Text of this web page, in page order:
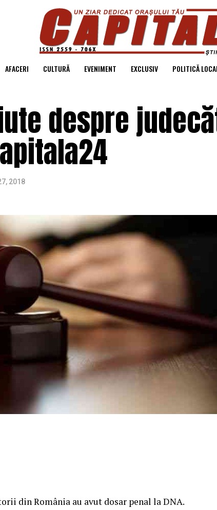
AFACERI CULTURĂ EVENIMENT EXCLUSIV POLITICĂ
despre
2018
din România au avut dosar penal la DNA.